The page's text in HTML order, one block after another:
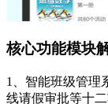
核心功能模块
1、智能班级管理
线请假审批等十